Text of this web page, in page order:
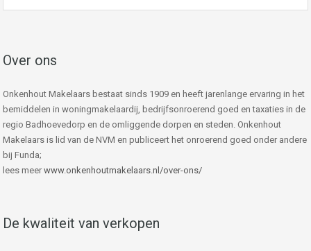
Over ons
Onkenhout Makelaars bestaat sinds 1909 en heeft jarenlange ervaring in het
bemiddelen in woningmakelaardij, bedrijfsonroerend goed en taxaties in de
regio Badhoevedorp en de omliggende dorpen en steden. Onkenhout
Makelaars is lid van de NVM en publiceert het onroerend goed onder andere
bij Funda;
lees meer www.onkenhoutmakelaars.nl/over-ons/
De kwaliteit van verkopen